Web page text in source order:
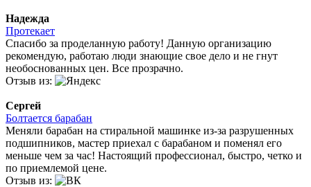
Надежда
Протекает
Спасибо за проделанную работу! Данную организацию
рекомендую, работаю люди знающие свое дело и не гнут
необоснованных цен. Все прозрачно.
Отзыв из:
Сергей
Болтается барабан
Меняли барабан на стиральной машинке из-за разрушенных
подшипников, мастер приехал с барабаном и поменял его
меньше чем за час! Настоящий профессионал, быстро, четко и
по приемлемой цене.
Отзыв из: